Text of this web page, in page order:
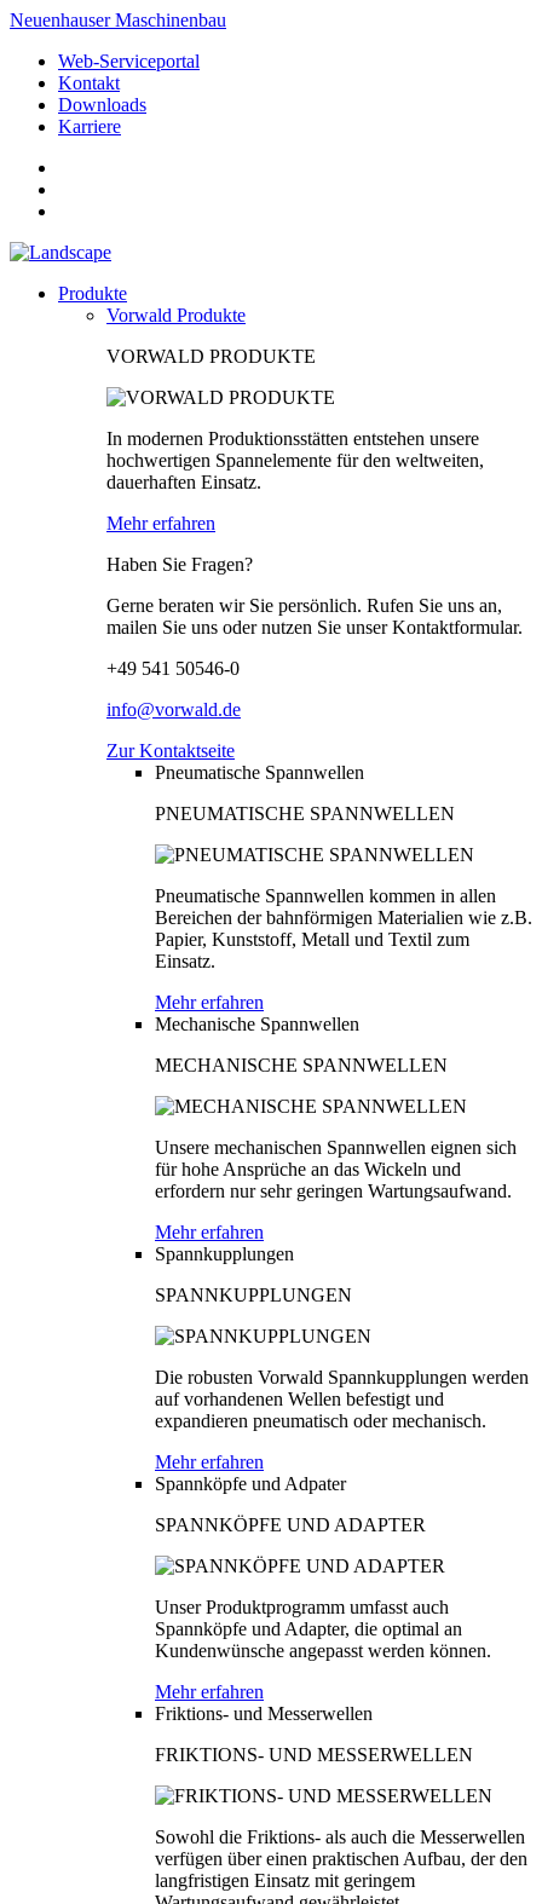
Neuenhauser Maschinenbau
Web-Serviceportal
Kontakt
Downloads
Karriere
Produkte
Vorwald Produkte
VORWALD PRODUKTE
In modernen Produktionsstätten entstehen unsere
hochwertigen Spannelemente für den weltweiten,
dauerhaften Einsatz.
Mehr erfahren
Haben Sie Fragen?
Gerne beraten wir Sie persönlich. Rufen Sie uns an,
mailen Sie uns oder nutzen Sie unser Kontaktformular.
+49 541 50546-0
info@vorwald.de
Zur Kontaktseite
Pneumatische Spannwellen
PNEUMATISCHE SPANNWELLEN
Pneumatische Spannwellen kommen in allen
Bereichen der bahnförmigen Materialien wie z.B.
Papier, Kunststoff, Metall und Textil zum
Einsatz.
Mehr erfahren
Mechanische Spannwellen
MECHANISCHE SPANNWELLEN
Unsere mechanischen Spannwellen eignen sich
für hohe Ansprüche an das Wickeln und
erfordern nur sehr geringen Wartungsaufwand.
Mehr erfahren
Spannkupplungen
SPANNKUPPLUNGEN
Die robusten Vorwald Spannkupplungen werden
auf vorhandenen Wellen befestigt und
expandieren pneumatisch oder mechanisch.
Mehr erfahren
Spannköpfe und Adpater
SPANNKÖPFE UND ADAPTER
Unser Produktprogramm umfasst auch
Spannköpfe und Adapter, die optimal an
Kundenwünsche angepasst werden können.
Mehr erfahren
Friktions- und Messerwellen
FRIKTIONS- UND MESSERWELLEN
Sowohl die Friktions- als auch die Messerwellen
verfügen über einen praktischen Aufbau, der den
langfristigen Einsatz mit geringem